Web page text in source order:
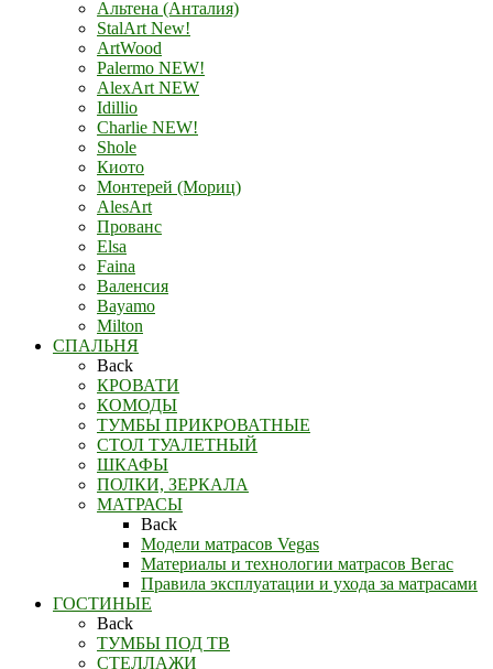
Альтена (Анталия)
StalArt New!
ArtWood
Palermo NEW!
AlexArt NEW
Idillio
Charlie NEW!
Shole
Киото
Монтерей (Мориц)
AlesArt
Прованс
Elsa
Faina
Валенсия
Bayamo
Milton
СПАЛЬНЯ
Back
КРОВАТИ
КОМОДЫ
ТУМБЫ ПРИКРОВАТНЫЕ
СТОЛ ТУАЛЕТНЫЙ
ШКАФЫ
ПОЛКИ, ЗЕРКАЛА
МАТРАСЫ
Back
Модели матрасов Vegas
Материалы и технологии матрасов Вегас
Правила эксплуатации и ухода за матрасами
ГОСТИНЫЕ
Back
ТУМБЫ ПОД ТВ
СТЕЛЛАЖИ